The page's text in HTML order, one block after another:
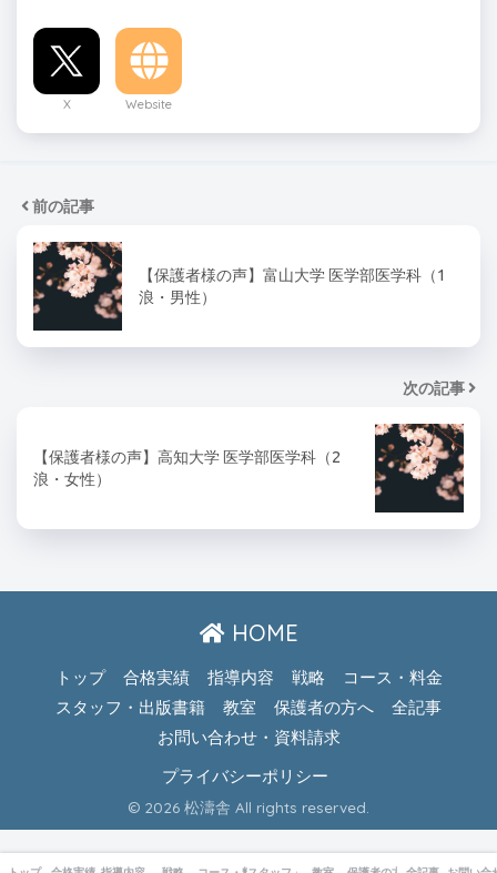
X Website
前の記事
【保護者様の声】富山大学 医学部医学科（1
浪・男性）
次の記事
【保護者様の声】高知大学 医学部医学科（2
浪・女性）
HOME
トップ 合格実績 指導内容 戦略
コース・料金
スタッフ・出版書籍
教室 保護者の方へ
全記事
お問い合わせ・資料請求
プライバシーポリシー
© 2026 松濤舎 All rights reserved.